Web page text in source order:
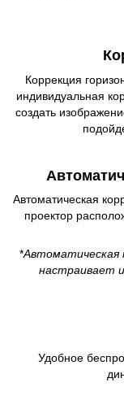
Коррекция
индивидуальная
создать
Автоматическая
проектор
*Автоматическая
настраивает
Удобное